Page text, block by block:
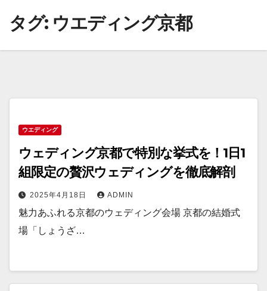
タグ: ウエディング京都
ウエディング
ウェディング京都で特別な挙式を！1日1
組限定の贅沢ウェディングを徹底解剖
2025年4月18日 ADMIN
魅力あふれる京都のウェディング会場 京都の結婚式
場「しょうざ…